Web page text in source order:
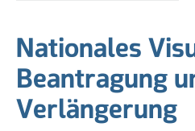
Nationales
Beantragung
Verlängerung